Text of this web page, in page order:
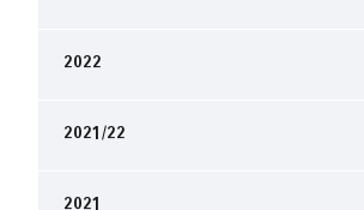
2022
2021/22
2021